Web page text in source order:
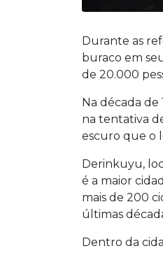
Durante as
buraco em
de 20.000
Na década
na tentativa
escuro que o
Derinkuyu,
é a maior
mais de 200
últimas
Dentro da